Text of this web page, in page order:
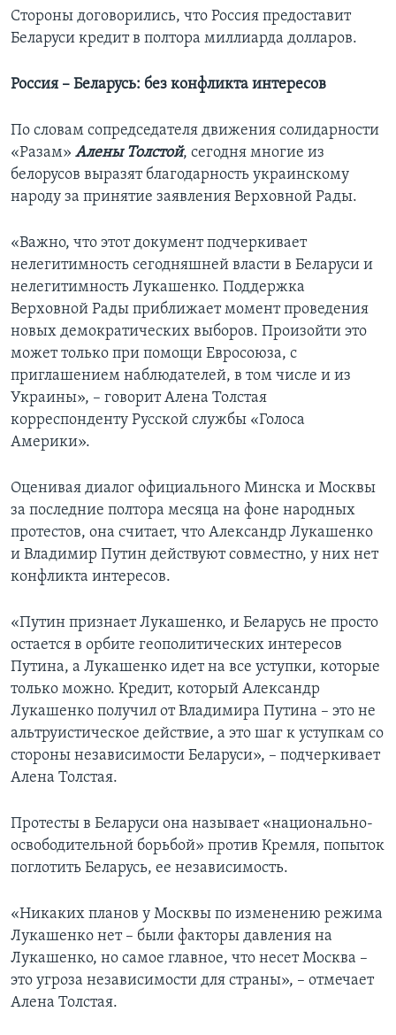
Стороны договорились, что Россия предоставит
Беларуси кредит в полтора миллиарда долларов.
Россия – Беларусь: без конфликта интересов
По словам сопредседателя движения солидарности
«Разам» Алены Толстой, сегодня многие из
белорусов выразят благодарность украинскому
народу за принятие заявления Верховной Рады.
«Важно, что этот документ подчеркивает
нелегитимность сегодняшней власти в Беларуси и
нелегитимность Лукашенко. Поддержка
Верховной Рады приближает момент проведения
новых демократических выборов. Произойти это
может только при помощи Евросоюза, с
приглашением наблюдателей, в том числе и из
Украины», – говорит Алена Толстая
корреспонденту Русской службы «Голоса
Америки».
Оценивая диалог официального Минска и Москвы
за последние полтора месяца на фоне народных
протестов, она считает, что Александр Лукашенко
и Владимир Путин действуют совместно, у них нет
конфликта интересов.
«Путин признает Лукашенко, и Беларусь не просто
остается в орбите геополитических интересов
Путина, а Лукашенко идет на все уступки, которые
только можно. Кредит, который Александр
Лукашенко получил от Владимира Путина – это не
альтруистическое действие, а это шаг к уступкам со
стороны независимости Беларуси», – подчеркивает
Алена Толстая.
Протесты в Беларуси она называет «национально-
освободительной борьбой» против Кремля, попыток
поглотить Беларусь, ее независимость.
«Никаких планов у Москвы по изменению режима
Лукашенко нет – были факторы давления на
Лукашенко, но самое главное, что несет Москва –
это угроза независимости для страны», – отмечает
Алена Толстая.